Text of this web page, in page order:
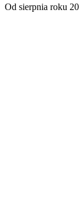
Od sierpnia roku